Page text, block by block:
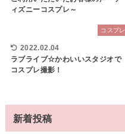
ィズニーコスプレ～
コスプレ
2022.02.04
ラブライブ☆かわいいスタジオで
コスプレ撮影！
新着投稿